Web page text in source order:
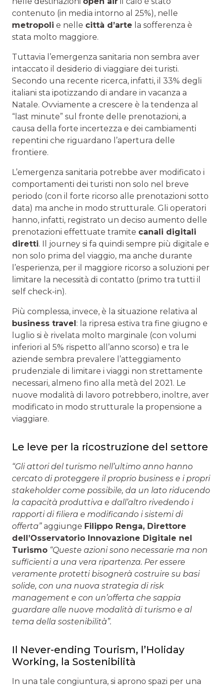
contenuto (in media intorno al 25%), nelle
metropoli e nelle città d’arte la sofferenza è
stata molto maggiore.
Tuttavia l’emergenza sanitaria non sembra aver
intaccato il desiderio di viaggiare dei turisti.
Secondo una recente ricerca, infatti, il 33% degli
italiani sta ipotizzando di andare in vacanza a
Natale. Ovviamente a crescere è la tendenza al
“last minute” sul fronte delle prenotazioni, a
causa della forte incertezza e dei cambiamenti
repentini che riguardano l’apertura delle
frontiere.
L’emergenza sanitaria potrebbe aver modificato i
comportamenti dei turisti non solo nel breve
periodo (con il forte ricorso alle prenotazioni sotto
data) ma anche in modo strutturale. Gli operatori
hanno, infatti, registrato un deciso aumento delle
prenotazioni effettuate tramite canali digitali
diretti. Il journey si fa quindi sempre più digitale e
non solo prima del viaggio, ma anche durante
l’esperienza, per il maggiore ricorso a soluzioni per
limitare la necessità di contatto (primo tra tutti il
self check-in).
Più complessa, invece, è la situazione relativa al
business travel: la ripresa estiva tra fine giugno e
luglio si è rivelata molto marginale (con volumi
inferiori al 5% rispetto all’anno scorso) e tra le
aziende sembra prevalere l’atteggiamento
prudenziale di limitare i viaggi non strettamente
necessari, almeno fino alla metà del 2021. Le
nuove modalità di lavoro potrebbero, inoltre, aver
modificato in modo strutturale la propensione a
viaggiare.
Le leve per la ricostruzione del settore
“Gli attori del turismo nell’ultimo anno hanno
cercato di proteggere il proprio business e i propri
stakeholder come possibile, da un lato riducendo
la capacità produttiva e dall’altro rivedendo i
rapporti di filiera e modificando i sistemi di
offerta”aggiunge Filippo Renga, Direttore
dell’Osservatorio Innovazione Digitale nel
Turismo “Queste azioni sono necessarie ma non
sufficienti a una vera ripartenza. Per essere
veramente protetti bisognerà costruire su basi
solide, con una nuova strategia di risk
management e con un’offerta che sappia
guardare alle nuove modalità di turismo e al
tema della sostenibilità”.
Il Never-ending Tourism, l’Holiday
Working, la Sostenibilità
In una tale congiuntura, si aprono spazi per una